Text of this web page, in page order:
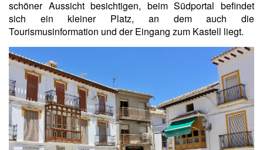
schöner Aussicht besichtigen, beim Südportal befindet
sich ein kleiner Platz, an dem auch die
Tourismusinformation und der Eingang zum Kastell liegt.